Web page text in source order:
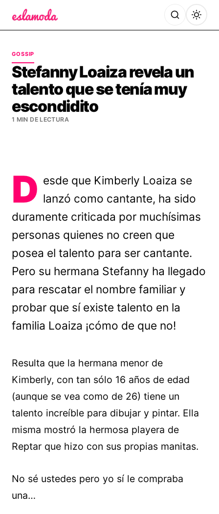
GOSSIP
Stefanny Loaiza revela un
talento que se tenía muy
escondidito
1 MIN DE LECTURA
D esde que Kimberly Loaiza se
lanzó como cantante, ha sido
duramente criticada por muchísimas
personas quienes no creen que
posea el talento para ser cantante.
Pero su hermana Stefanny ha llegado
para rescatar el nombre familiar y
probar que sí existe talento en la
familia Loaiza ¡cómo de que no!
Resulta que la hermana menor de
Kimberly, con tan sólo 16 años de edad
(aunque se vea como de 26) tiene un
talento increíble para dibujar y pintar. Ella
misma mostró la hermosa playera de
Reptar que hizo con sus propias manitas.
No sé ustedes pero yo sí le compraba
una…